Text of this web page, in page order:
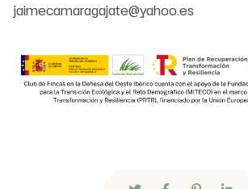
jaimecamaragajate@yahoo.es